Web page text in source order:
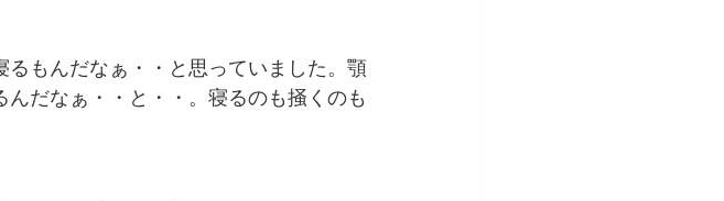
もんだなぁ・・と思っていました。顎
だなぁ・・と・・。寝るのも掻くのも